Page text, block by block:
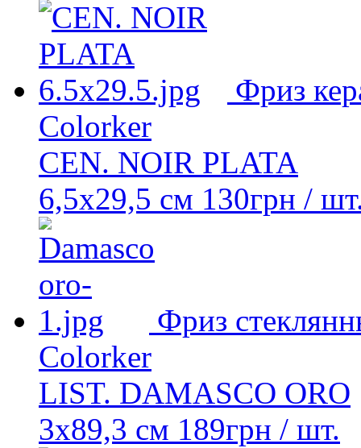
Фриз
Colorker
CEN. NOIR PLATA
6,5x29,5 см 130грн /
Фриз
Colorker
LIST. DAMASCO ORO
3x89,3 см 189грн / шт.